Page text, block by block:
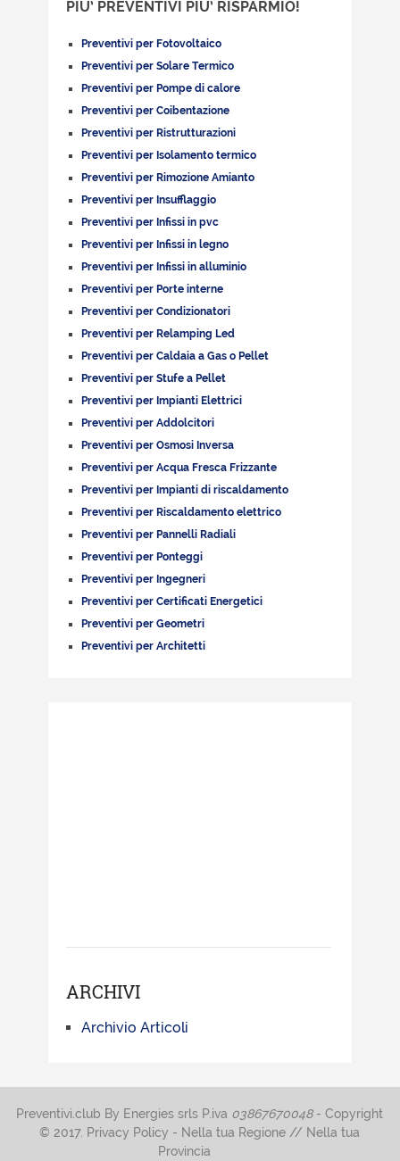
PIU’ PREVENTIVI PIU’ RISPARMIO!
Preventivi per Fotovoltaico
Preventivi per Solare Termico
Preventivi per Pompe di calore
Preventivi per Coibentazione
Preventivi per Ristrutturazioni
Preventivi per Isolamento termico
Preventivi per Rimozione Amianto
Preventivi per Insufflaggio
Preventivi per Infissi in pvc
Preventivi per Infissi in legno
Preventivi per Infissi in alluminio
Preventivi per Porte interne
Preventivi per Condizionatori
Preventivi per Relamping Led
Preventivi per Caldaia a Gas o Pellet
Preventivi per Stufe a Pellet
Preventivi per Impianti Elettrici
Preventivi per Addolcitori
Preventivi per Osmosi Inversa
Preventivi per Acqua Fresca Frizzante
Preventivi per Impianti di riscaldamento
Preventivi per Riscaldamento elettrico
Preventivi per Pannelli Radiali
Preventivi per Ponteggi
Preventivi per Ingegneri
Preventivi per Certificati Energetici
Preventivi per Geometri
Preventivi per Architetti
ARCHIVI
Archivio Articoli
Preventivi.club By Energies srls P.iva 03867670048- Copyright
© 2017. Privacy Policy - Nella tua Regione // Nella tua
Provincia